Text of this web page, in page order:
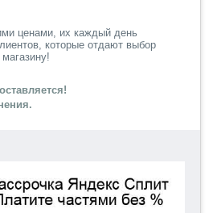
ценами, их каждый день
которые отдают выбор